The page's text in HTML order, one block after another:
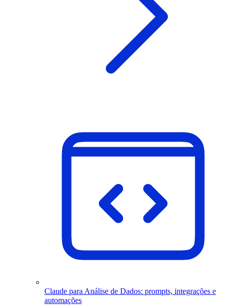
Claude para Análise de Dados: prompts, integrações e
automações